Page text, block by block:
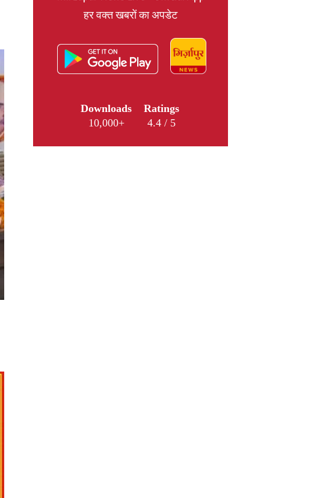
हर वक्त खबरों का अपडेट
Downloads
10,000+
Ratings
4.4 / 5